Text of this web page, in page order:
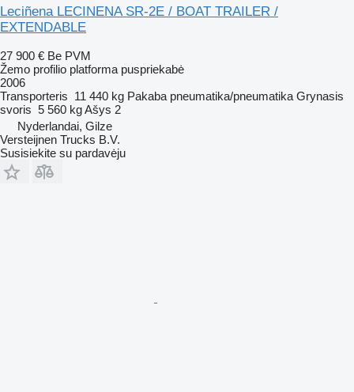
Leciñena LECINENA SR-2E / BOAT TRAILER /
EXTENDABLE
27 900 € Be PVM
Žemo profilio platforma puspriekabė
2006
Transporteris 11 440 kg Pakaba pneumatika/pneumatika Grynasis
svoris 5 560 kgAšys 2
Nyderlandai, Gilze
Versteijnen Trucks B.V.
Susisiekite su pardavėju